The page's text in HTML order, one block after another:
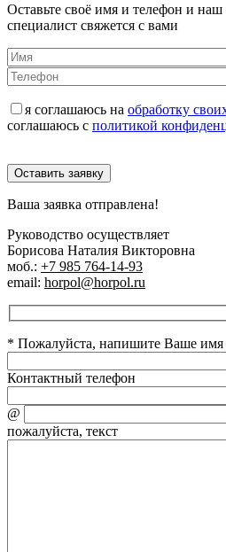
Оставьте своё имя и телефон и наш
специалист свяжется с вами
я соглашаюсь на обработку
соглашаюсь с политикой
Оставить заявку
Ваша заявка отправлена!
Руководство осуществляет
Борисова Наталия Викторовна
моб.: +7 985 764-14-93
email: horpol@horpol.ru
* Пожалуйста, напишите Ваше имя
Контактный телефон
@
пожалуйста, текст